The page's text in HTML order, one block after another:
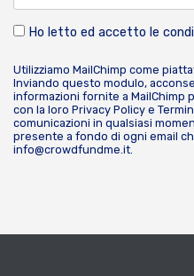
Ho letto ed accetto le
Utilizziamo MailChimp come
Inviando questo modulo,
informazioni fornite a MailChimp
con la loro Privacy Policy e
comunicazioni in qualsiasi
presente a fondo di ogni email
info@crowdfundme.it